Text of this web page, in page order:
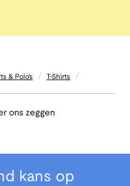
& Polo's / T-Shirts /
ons zeggen
kans op